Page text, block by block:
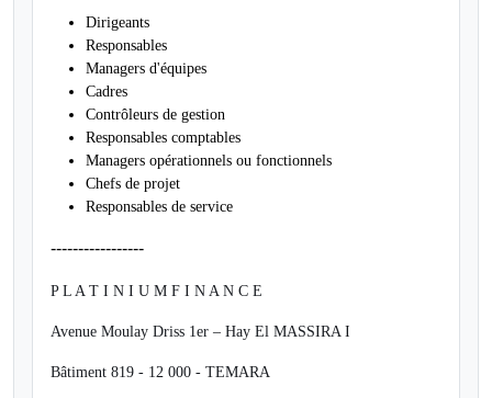
Dirigeants
Responsables
Managers d'équipes
Cadres
Contrôleurs de gestion
Responsables comptables
Managers opérationnels ou fonctionnels
Chefs de projet
Responsables de service
-----------------
P L A T I N I U M F I N A N C E
Avenue Moulay Driss 1er – Hay El MASSIRA I
Bâtiment 819 - 12 000 - TEMARA